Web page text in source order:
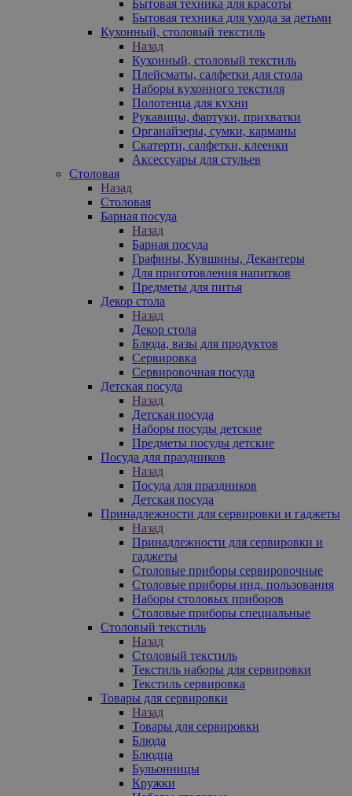
Бытовая техника для красоты
Бытовая техника для ухода за детьми
Кухонный, столовый текстиль
Назад
Кухонный, столовый текстиль
Плейсматы, салфетки для стола
Наборы кухонного текстиля
Полотенца для кухни
Рукавицы, фартуки, прихватки
Органайзеры, сумки, карманы
Скатерти, салфетки, клеенки
Аксессуары для стульев
Столовая
Назад
Столовая
Барная посуда
Назад
Барная посуда
Графины, Кувшины, Декантеры
Для приготовления напитков
Предметы для питья
Декор стола
Назад
Декор стола
Блюда, вазы для продуктов
Сервировка
Сервировочная посуда
Детская посуда
Назад
Детская посуда
Наборы посуды детские
Предметы посуды детские
Посуда для праздников
Назад
Посуда для праздников
Детская посуда
Принадлежности для сервировки и гаджеты
Назад
Принадлежности для сервировки и
гаджеты
Столовые приборы сервировочные
Столовые приборы инд. пользования
Наборы столовых приборов
Столовые приборы специальные
Столовый текстиль
Назад
Столовый текстиль
Текстиль наборы для сервировки
Текстиль сервировка
Товары для сервировки
Назад
Товары для сервировки
Блюда
Блюдца
Бульонницы
Кружки